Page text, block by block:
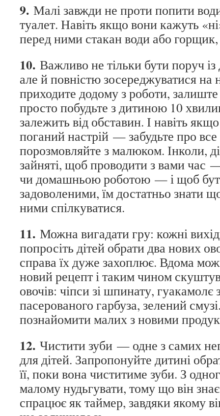
9. Малі завжди не проти попити
туалет. Навіть якщо вони кажуть
перед ними стакан води або
10. Важливо не тільки бути поруч
але й повністю зосереджуватися на
приходите додому з роботи,
просто побудьте з дитиною 10
залежить від обставин. І навіть
поганий настрій — забудьте про
порозмовляйте з малюком. Інколи,
зайняті, щоб проводити з вами час
чи домашньою роботою — і щоб
задоволеними, їм достатньо знати
ними спілкуватися.
11. Можна вигадати гру: кожні
попросіть дітей обрати два нових
справа їх дуже захоплює. Вдома
новий рецепт і таким чином
овочів: чіпси зі шпинату, гуакамолє
пасерованого гарбуза, зелений
познайомити малих з новими
12. Чистити зуби — одне з самих
для дітей. Запропонуйте дитині
її, поки вона чиститиме зуби. З
малому нудьгувати, тому що він
спрацює як таймер, завдяки якому